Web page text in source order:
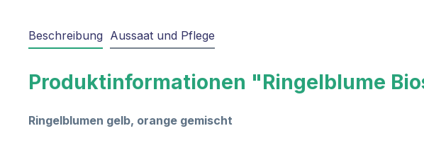
Beschreibung Aussaat und Pflege
Produktinformationen "Ringelblume
Ringelblumen gelb, orange gemischt